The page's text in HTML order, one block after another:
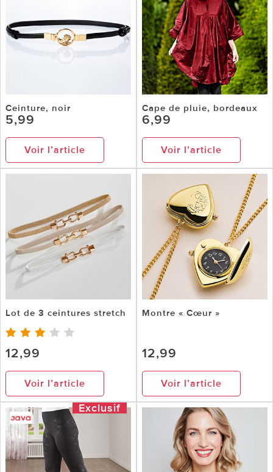
Ceinture, noir
5,99
Voir l’article
Cape de pluie, bordeaux
6,99
Voir l’article
Lot de 3 ceintures stretch
12,99
Voir l’article
Montre « Cœur »
12,99
Voir l’article
Exclusif